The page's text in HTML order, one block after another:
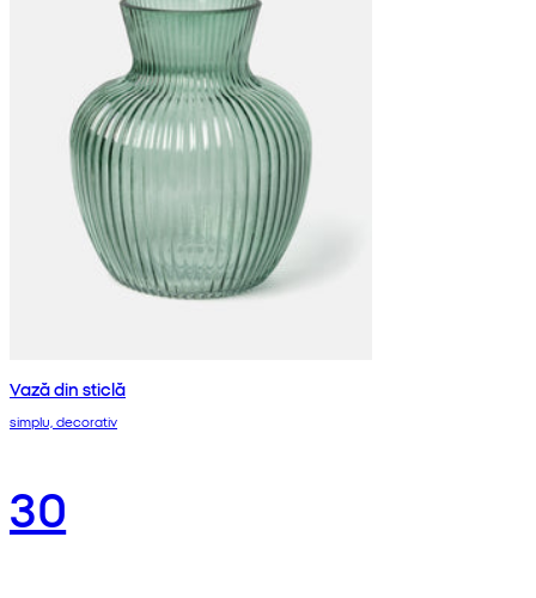
Vază din sticlă
simplu, decorativ
30